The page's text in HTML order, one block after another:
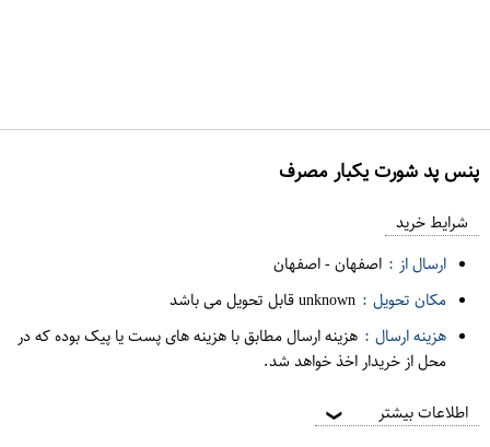
پنس پد شورت يکبار مصرف
ف
ر
و
شرایط خرید
ارسال از : اصفهان-اصفهان
مکان تحویل : unknown قابل تحویل می باشد
هزینه ارسال : هزینه ارسال مطابق با هزینه های پست یا پیک بوده که در
محل از خریدار اخذ خواهد شد.
اطلاعات بیشتر ❯